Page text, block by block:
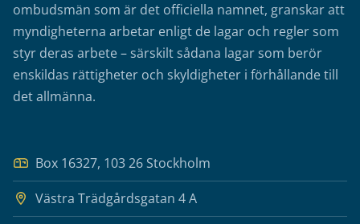
ombudsmän som är det officiella namnet, granskar att
myndigheterna arbetar enligt de lagar och regler som
styr deras arbete – särskilt sådana lagar som berör
enskildas rättigheter och skyldigheter i förhållande till
det allmänna.
Box 16327, 103 26 Stockholm
Västra Trädgårdsgatan 4 A